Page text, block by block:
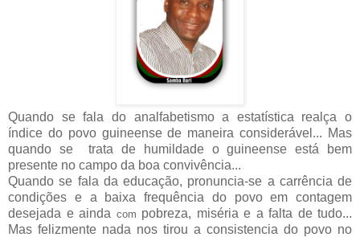
Quando se fala do analfabetismo a estatística realça o
índice do povo guineense de maneira considerável... Mas
quando se trata de humildade o guineense está bem
presente no campo da boa convivência...
Quando se fala da educação, pronuncia-se a carrência de
condições e a baixa frequência do povo em contagem
desejada e ainda com pobreza, miséria e a falta de tudo...
Mas felizmente nada nos tirou a consistencia do povo no